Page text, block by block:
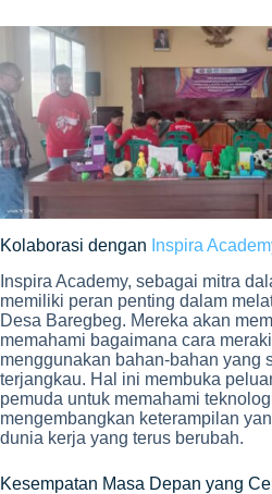
Kolaborasi dengan Inspira
Inspira Academy, sebagai mitra
memiliki peran penting dalam
Desa Baregbeg. Mereka akan
memahami bagaimana cara
menggunakan bahan-bahan yang
terjangkau. Hal ini membuka
pemuda untuk memahami
mengembangkan keterampilan
dunia kerja yang terus berubah.
Kesempatan Masa Depan yang